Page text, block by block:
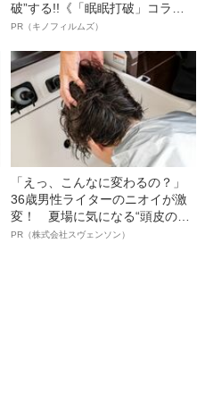
破”する!!《「眠眠打破」コラ
ボ》
PR（キノフィルムズ）
「えっ、こんなに変わるの？」
36歳男性ライターのニオイが激
変！ 夏場に気になる“頭皮のニ
オイ”や“ベタつき”を解消す
PR（株式会社スヴェンソン）